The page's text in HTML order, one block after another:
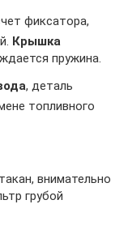
фиксатора,
Крышка
пружина.
, деталь
топливного
внимательно
грубой